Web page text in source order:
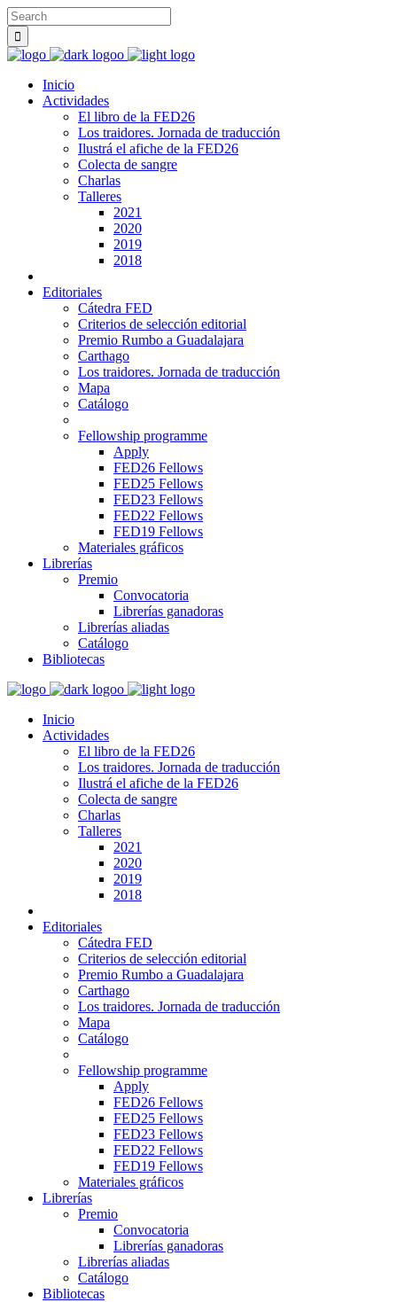
Inicio
Actividades
El libro de la FED26
Los traidores. Jornada de traducción
Ilustrá el afiche de la FED26
Colecta de sangre
Charlas
Talleres
2021
2020
2019
2018
Editoriales
Cátedra FED
Criterios de selección editorial
Premio Rumbo a Guadalajara
Carthago
Los traidores. Jornada de traducción
Mapa
Catálogo
Fellowship programme
Apply
FED26 Fellows
FED25 Fellows
FED23 Fellows
FED22 Fellows
FED19 Fellows
Materiales gráficos
Librerías
Premio
Convocatoria
Librerías ganadoras
Librerías aliadas
Catálogo
Bibliotecas
Inicio
Actividades
El libro de la FED26
Los traidores. Jornada de traducción
Ilustrá el afiche de la FED26
Colecta de sangre
Charlas
Talleres
2021
2020
2019
2018
Editoriales
Cátedra FED
Criterios de selección editorial
Premio Rumbo a Guadalajara
Carthago
Los traidores. Jornada de traducción
Mapa
Catálogo
Fellowship programme
Apply
FED26 Fellows
FED25 Fellows
FED23 Fellows
FED22 Fellows
FED19 Fellows
Materiales gráficos
Librerías
Premio
Convocatoria
Librerías ganadoras
Librerías aliadas
Catálogo
Bibliotecas